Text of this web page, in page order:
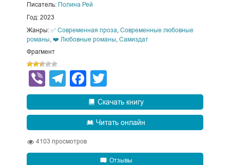
Писатель: Полина Рей
Год: 2023
Жанры: ✅ Современная проза Современные любовные
романы ❤️ Любовные романы Самиздат
Фрагмент
ViberTelegram
Facebook
Скачать книгу
Читать онлайн
4103 просмотров
Отзывы